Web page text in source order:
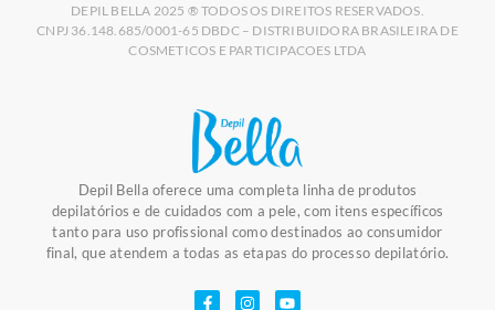
DEPIL BELLA 2025 ® TODOS OS DIREITOS RESERVADOS.
CNPJ 36.148.685/0001-65 DBDC – DISTRIBUIDORA BRASILEIRA DE
COSMETICOS E PARTICIPACOES LTDA
Depil Bella oferece uma completa linha de produtos
depilatórios e de cuidados com a pele, com itens específicos
tanto para uso profissional como destinados ao consumidor
final, que atendem a todas as etapas do processo depilatório.